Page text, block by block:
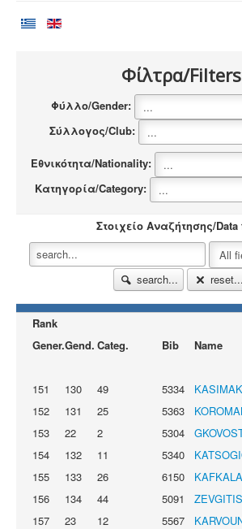
Φίλτρα/Filters
Φύλλο/Gender:
Σύλλογος/Club:
Εθνικότητα/Nationality:
Κατηγορία/Category:
Στοιχείο Αναζήτησης/
search... reset...
Rank
Gener.Gend. Categ. Bib Name
151 130 49 5334
152
131 25 5363
153
22 2 5304
154
132 11 5340
155
133 26 6150
156
134 44 5091 ZEVGITIS
157
23 12 5567